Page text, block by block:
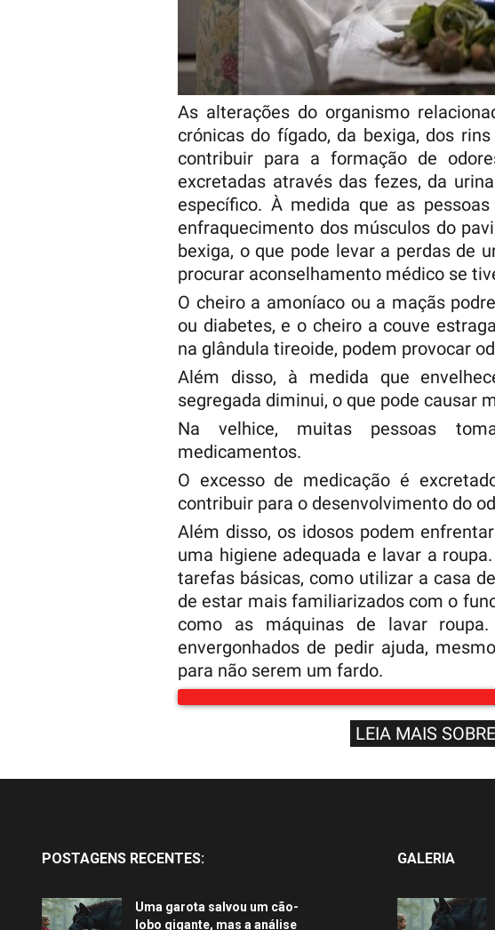
As alterações do organismo
crónicas do fígado, da bexiga, dos
contribuir para a formação de
excretadas através das fezes, da
específico. À medida que as
enfraquecimento dos músculos do
bexiga, o que pode levar a perdas de
procurar aconselhamento médico se
O cheiro a amoníaco ou a maçãs
ou diabetes, e o cheiro a couve
na glândula tireoide, podem provocar
Além disso, à medida que
segregada diminui, o que pode causar
Na velhice, muitas pessoas
medicamentos.
O excesso de medicação é
contribuir para o desenvolvimento do
Além disso, os idosos podem
uma higiene adequada e lavar a
tarefas básicas, como utilizar a casa
de estar mais familiarizados com o
como as máquinas de lavar
envergonhados de pedir ajuda,
para não serem um fardo.
LEIA MAIS
POSTAGENS RECENTES:
Uma garota salvou um cão-
lobo gigante, mas a análise
GALERIA